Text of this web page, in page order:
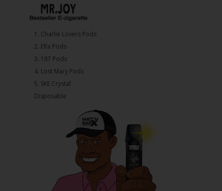
1.⁠ ⁠Charlie Lovers Pods
2.⁠ ⁠⁠Elfa Pods
3.⁠ ⁠⁠187 Pods
4.⁠ ⁠⁠Lost Mary Pods
5.⁠ ⁠⁠SKE Crystal
Disposable